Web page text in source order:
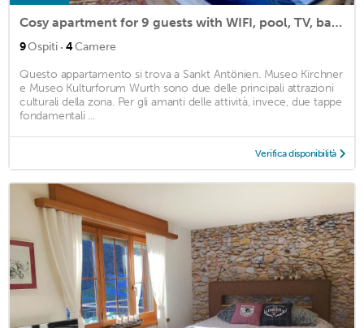
Cosy apartment for 9 guests with WIFI, pool, TV, balcony and parking
9Ospiti · 4Camere
Questo appartamento si trova a Sankt Antönien. Museo Kirchner
e Museo Kulturforum Wurth sono due delle principali attrazioni
culturali della zona. Per gli amanti delle attività, invece, due tappe
fondamentali ...
Verifica disponibilità